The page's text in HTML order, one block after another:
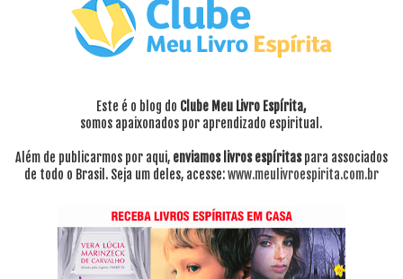
Este é o blog do Clube Meu Livro Espírita,
somos apaixonados por aprendizado espiritual.
Além de publicarmos por aqui, enviamos livros espíritaspara associados
de todo o Brasil. Seja um deles, acesse:www.meulivroespirita.com.br